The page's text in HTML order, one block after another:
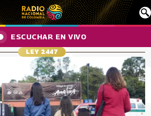
ESCUCHAR EN VIVO
LEY 2447